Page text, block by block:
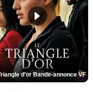
d'or Bande-annonce VF